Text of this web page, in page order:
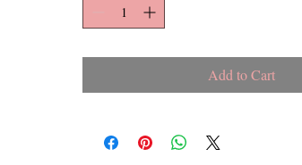
Add to Cart